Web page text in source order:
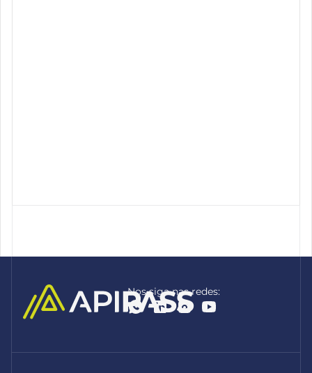
Nos siga nas redes: